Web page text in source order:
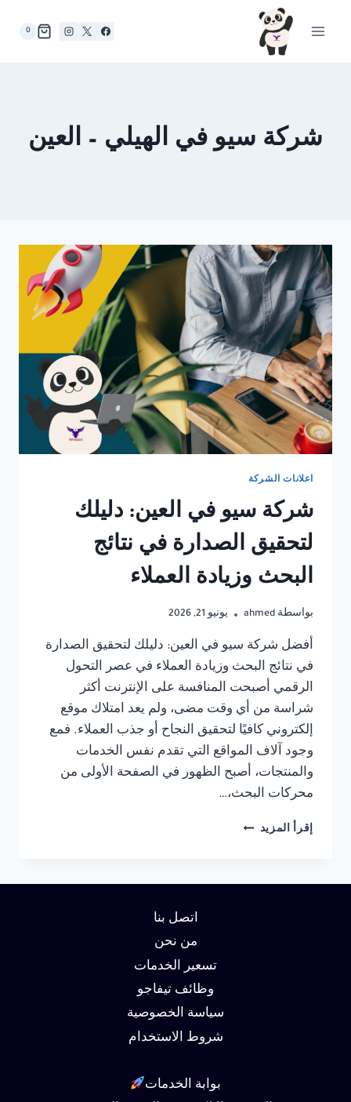
0
شركة سيو في الهيلي – العين
اعلانات الشركة
شركة سيو في العين: دليلك
لتحقيق الصدارة في نتائج
البحث وزيادة العملاء
بواسطة ahmed يونيو 21, 2026
أفضل شركة سيو في العين: دليلك لتحقيق الصدارة
في نتائج البحث وزيادة العملاء في عصر التحول
الرقمي أصبحت المنافسة على الإنترنت أكثر
شراسة من أي وقت مضى، ولم يعد امتلاك موقع
إلكتروني كافيًا لتحقيق النجاح أو جذب العملاء. فمع
وجود آلاف المواقع التي تقدم نفس الخدمات
والمنتجات، أصبح الظهور في الصفحة الأولى من
محركات البحث،…
إقرأ المزيد شركة
اتصل بنا
من نحن
تسعير الخدمات
وظائف تيفاجو
سياسة الخصوصية
شروط الاستخدام
بوابة الخدمات